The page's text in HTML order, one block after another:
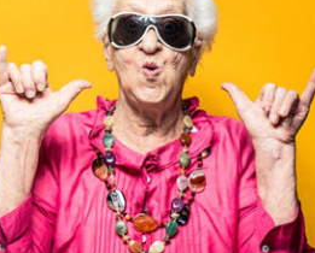
,concours tomorrowland, entrées
Remportez vos